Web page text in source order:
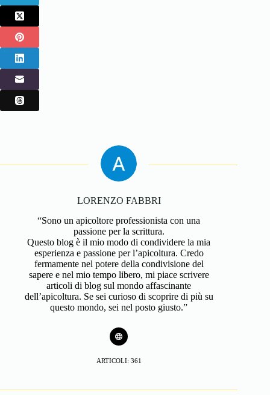
LORENZO FABBRI
“Sono un apicoltore professionista con una
passione per la scrittura.
Questo blog è il mio modo di condividere la mia
esperienza e passione per l’apicoltura. Credo
fermamente nel potere della condivisione del
sapere e nel mio tempo libero, mi piace scrivere
articoli di blog sul mondo affascinante
dell’apicoltura. Se sei curioso di scoprire di più su
questo mondo, sei nel posto giusto.”
ARTICOLI: 361